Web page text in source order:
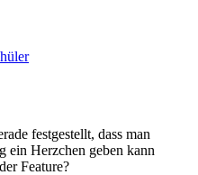
festgestellt, dass man
ein Herzchen geben kann
Feature?